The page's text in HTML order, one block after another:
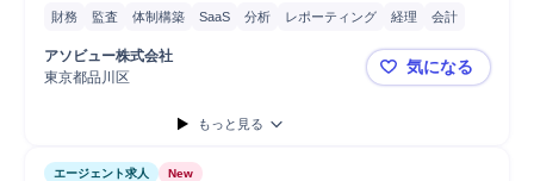
財務 監査 体制構築 SaaS 分析 レポーティング 経理
会計
資料作成 有価証券管理
Microsoft Excel
プロジェクト
アソビュー株式会社
東京都品川区
🔔【日本最
気になる
もっと見る
エージェント求人 New